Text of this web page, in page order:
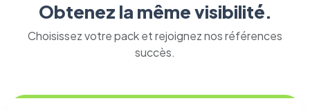
Obtenez la même visibilité.
Choisissez votre pack et rejoignez nos références
succès.